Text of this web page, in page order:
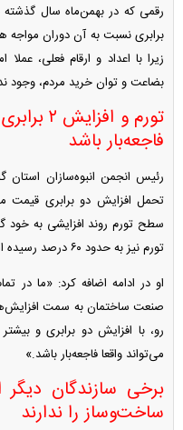
رقمی که در بهمن‌ماه سال گذشته
زیرا با اعداد و ارقام فعلی،
بضاعت و توان خرید مردم، وجود
تورم و
فاجعه‌بار باشد
رئیس انجمن انبوه‌سازان
تحمل افزایش دو برابری قیمت
تورم نیز به حدود ۶۰ درصد رسیده است.»
او در ادامه اضافه کرد: «ما در
صنعت ساختمان به سمت
رو، با افزایش دو برابری و
می‌تواند واقعا فاجعه‌بار باشد.»
برخی سازندگان دیگر
ساخت‌وساز را ندارند